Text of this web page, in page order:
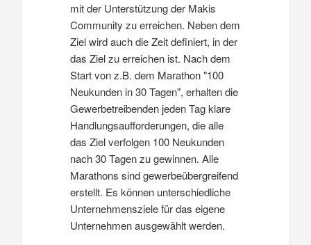
mit der Unterstützung der Makis
Community zu erreichen. Neben dem
Ziel wird auch die Zeit definiert, in der
das Ziel zu erreichen ist. Nach dem
Start von z.B. dem Marathon "100
Neukunden in 30 Tagen", erhalten die
Gewerbetreibenden jeden Tag klare
Handlungsaufforderungen, die alle
das Ziel verfolgen 100 Neukunden
nach 30 Tagen zu gewinnen. Alle
Marathons sind gewerbeübergreifend
erstellt. Es können unterschiedliche
Unternehmensziele für das eigene
Unternehmen ausgewählt werden.